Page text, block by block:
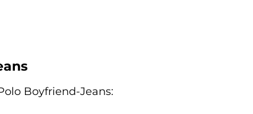
Boyfriend-Jeans: